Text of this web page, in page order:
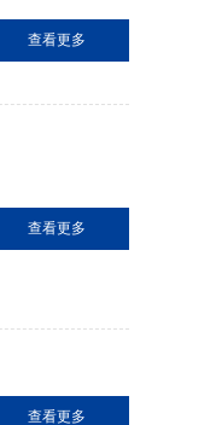
查看更多
查看更多
查看更多